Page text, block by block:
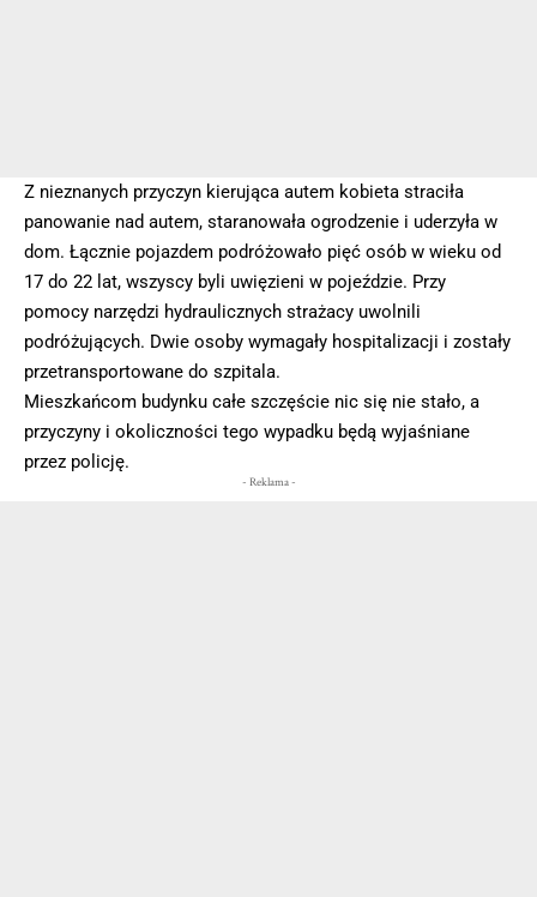
Z nieznanych przyczyn kierująca autem kobieta straciła
panowanie nad autem, staranowała ogrodzenie i uderzyła w
dom. Łącznie pojazdem podróżowało pięć osób w wieku od
17 do 22 lat, wszyscy byli uwięzieni w pojeździe. Przy
pomocy narzędzi hydraulicznych strażacy uwolnili
podróżujących. Dwie osoby wymagały hospitalizacji i zostały
przetransportowane do szpitala.
Mieszkańcom budynku całe szczęście nic się nie stało, a
przyczyny i okoliczności tego wypadku będą wyjaśniane
przez policję.
- Reklama -